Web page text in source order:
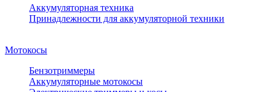
Аккумуляторная техника
Принадлежности для аккумуляторной техники
Мотокосы
Бензотриммеры
Аккумуляторные мотокосы